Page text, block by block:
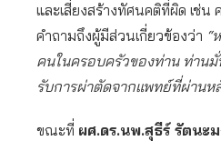
และเสี่ยงสร้างทัศนคติที่ผิด เช่
คำถามถึงผู้มีส่วนเกี่ยวข้องว่า “
คนในครอบครัวของท่าน ท่านมั่
รับการผ่าตัดจากแพทย์ที่ผ่านห
ขณะที่ ผศ.ดร.นพ.สุธีร์ รัตนะ